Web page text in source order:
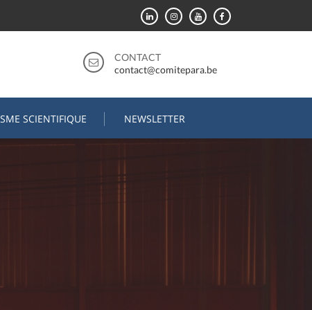
CONTACT
contact@comitepara.be
SCIENTIFIQUE NEWSLETTER